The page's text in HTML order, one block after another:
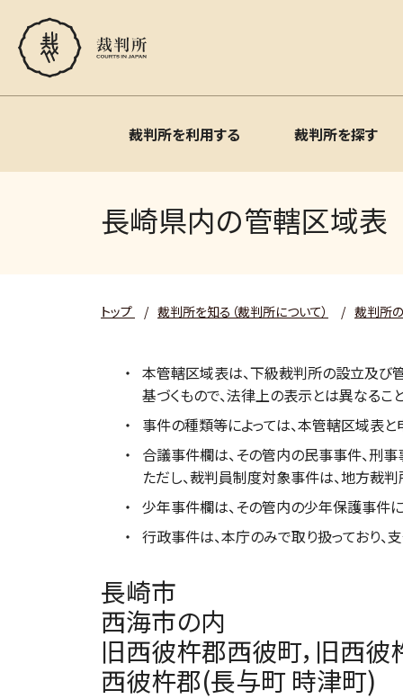
裁判所を利用する 裁判所を探す
長崎県内の管轄区域表
トップ / 裁判所を知る（裁判所について） / 裁判所
本管轄区域表は、下級裁判所の設立及び
基づくもので、法律上の表示とは異なるこ
事件の種類等によっては、本管轄区域表
合議事件欄は、その管内の民事事件、刑
ただし、裁判員制度対象事件は、地方裁
少年事件欄は、その管内の少年保護事件
行政事件は、本庁のみで取り扱っており、
長崎市
西海市の内
旧西彼杵郡西彼町，旧西
西彼杵郡(長与町 時津町)